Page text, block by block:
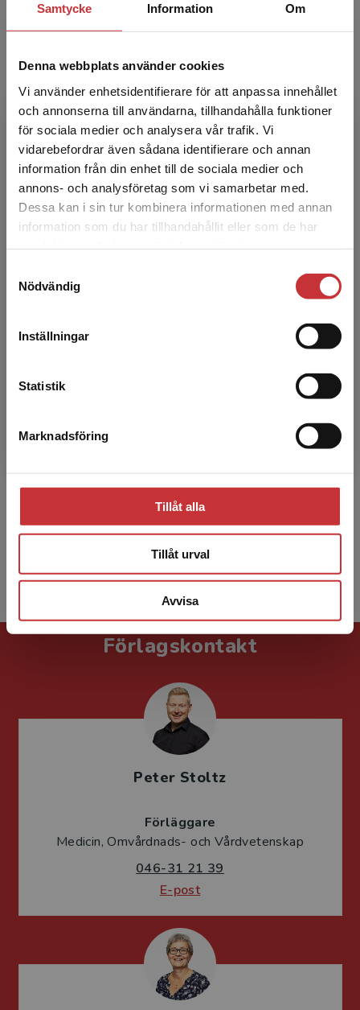
Samtycke Information Om
Denna webbplats använder cookies
Vi använder enhetsidentifierare för att anpassa innehållet
och annonserna till användarna, tillhandahålla funktioner
för sociala medier och analysera vår trafik. Vi
vidarebefordrar även sådana identifierare och annan
information från din enhet till de sociala medier och
annons- och analysföretag som vi samarbetar med.
Dessa kan i sin tur kombinera informationen med annan
information som du har tillhandahållit eller som de har
Nödvändig
Inställningar
Statistik
Marknadsföring
Tillåt alla
Tillåt urval
Avvisa
Begränsad fraktregion
Det verkar som att du besöker
studentlitteratur.se via en enhet utanför Sverige.
Vi erbjuder inte leveranser utanför Sverige. För
att kunna slutföra ett köp måste
arbetar som reg...
Sara Adolfsson
Sara Adolfsson är specialistsjuksköterska inom
infektionssjukvård. Hon är verksam som klinisk
Tema cancer vid Karolinska
universitetssjukhuset, Stockholm.
Visa alla - 6
Förlagskontakt
Peter Stoltz
Förläggare
Medicin, Omvårdnads- och Vårdvetenskap
046-31 21 39
E-post